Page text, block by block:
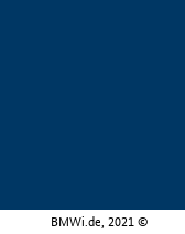
BMWi.de, 2021 ©